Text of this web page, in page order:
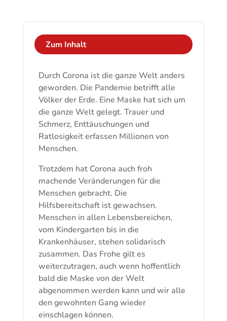
Zum Inhalt
Durch Corona ist die ganze Welt anders
geworden. Die Pandemie betrifft alle
Völker der Erde. Eine Maske hat sich um
die ganze Welt gelegt. Trauer und
Schmerz, Enttäuschungen und
Ratlosigkeit erfassen Millionen von
Menschen.
Trotzdem hat Corona auch froh
machende Veränderungen für die
Menschen gebracht. Die
Hilfsbereitschaft ist gewachsen.
Menschen in allen Lebensbereichen,
vom Kindergarten bis in die
Krankenhäuser, stehen solidarisch
zusammen. Das Frohe gilt es
weiterzutragen, auch wenn hoffentlich
bald die Maske von der Welt
abgenommen werden kann und wir alle
den gewohnten Gang wieder
einschlagen können.